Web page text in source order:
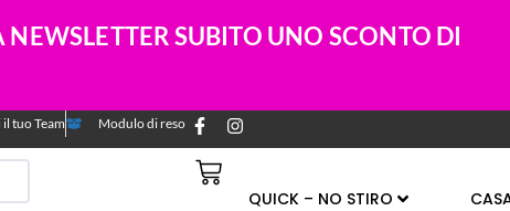
SUBITO UNO SCONTO DI
il tuo Team Modulo di reso
QUICK – NO STIRO